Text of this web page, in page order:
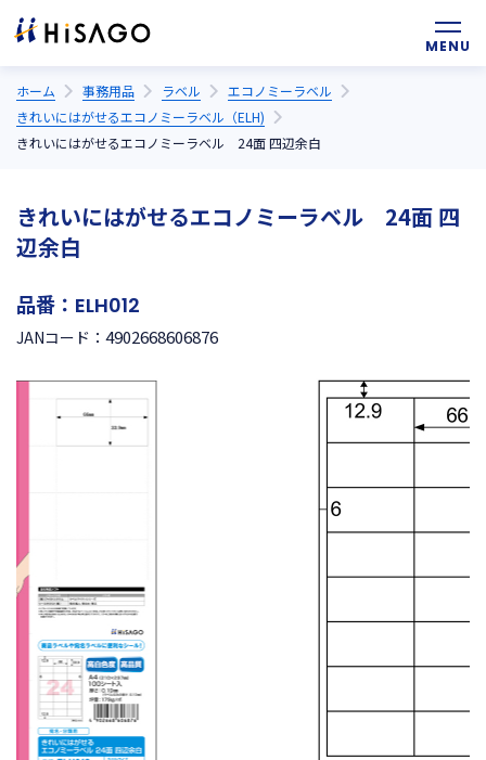
ホーム 事務用品 ラベル
エコノミーラベル
きれいにはがせるエコノミーラベル（ELH)
きれいにはがせるエコノミーラベル 24面 四辺余白
きれいにはがせるエコノミーラベル 24面 四
辺余白
品番： ELH012
JANコード： 4902668606876